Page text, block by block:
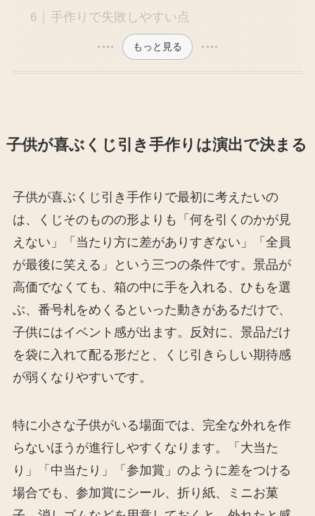
手作りで失敗しやすい点
もっと見る
子供が喜ぶくじ引き手作りは演出で決まる
子供が喜ぶくじ引き手作りで最初に考えたいの
は、くじそのものの形よりも「何を引くのかが見
えない」「当たり方に差がありすぎない」「全員
が最後に笑える」という三つの条件です。景品が
高価でなくても、箱の中に手を入れる、ひもを選
ぶ、番号札をめくるといった動きがあるだけで、
子供にはイベント感が出ます。反対に、景品だけ
を袋に入れて配る形だと、くじ引きらしい期待感
が弱くなりやすいです。
特に小さな子供がいる場面では、完全な外れを作
らないほうが進行しやすくなります。「大当た
り」「中当たり」「参加賞」のように差をつける
場合でも、参加賞にシール、折り紙、ミニお菓